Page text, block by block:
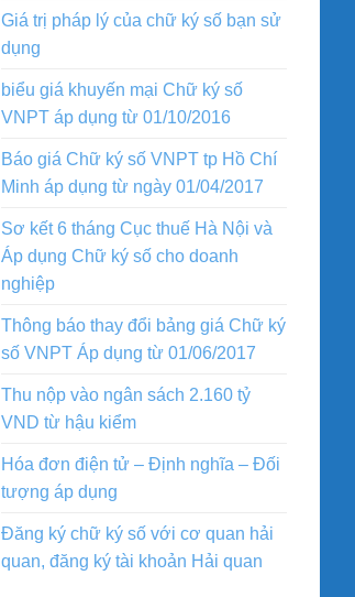
Giá trị pháp lý của chữ ký số bạn sử
dụng
biểu giá khuyến mại Chữ ký số
VNPT áp dụng từ 01/10/2016
Báo giá Chữ ký số VNPT tp Hồ Chí
Minh áp dụng từ ngày 01/04/2017
Sơ kết 6 tháng Cục thuế Hà Nội và
Áp dụng Chữ ký số cho doanh
nghiệp
Thông báo thay đổi bảng giá Chữ ký
số VNPT Áp dụng từ 01/06/2017
Thu nộp vào ngân sách 2.160 tỷ
VND từ hậu kiểm
Hóa đơn điện tử – Định nghĩa – Đối
tượng áp dụng
Đăng ký chữ ký số với cơ quan hải
quan, đăng ký tài khoản Hải quan